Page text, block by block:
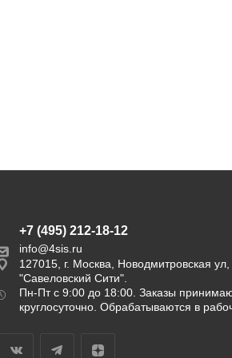
+7 (495) 212-18-12
info@4sis.ru
127015, г. Москва, Новодмитровская
"Савеловский Сити".
Пн-Пт с 9:00 до 18:00. Заказы
круглосуточно. Обрабатываются в